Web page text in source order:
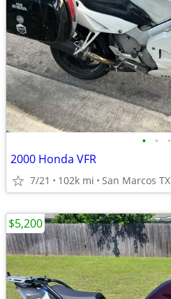
• • •
2000 Honda VFR
7/21 102k mi San Marcos TX
$5,200